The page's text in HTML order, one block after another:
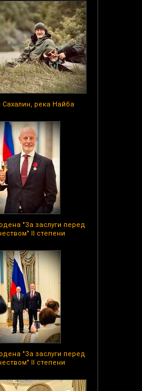
Сахалин, река Найба
"За заслуги перед
II степени
"За заслуги перед
II степени